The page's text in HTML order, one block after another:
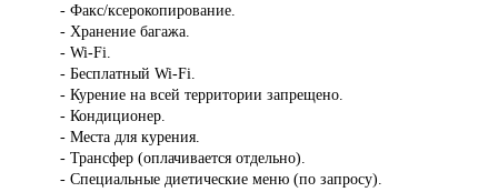
- Факс/ксерокопирование.
- Хранение багажа.
- Wi-Fi.
- Бесплатный Wi-Fi.
- Курение на всей территории запрещено.
- Кондиционер.
- Места для курения.
- Трансфер (оплачивается отдельно).
- Специальные диетические меню (по запросу).